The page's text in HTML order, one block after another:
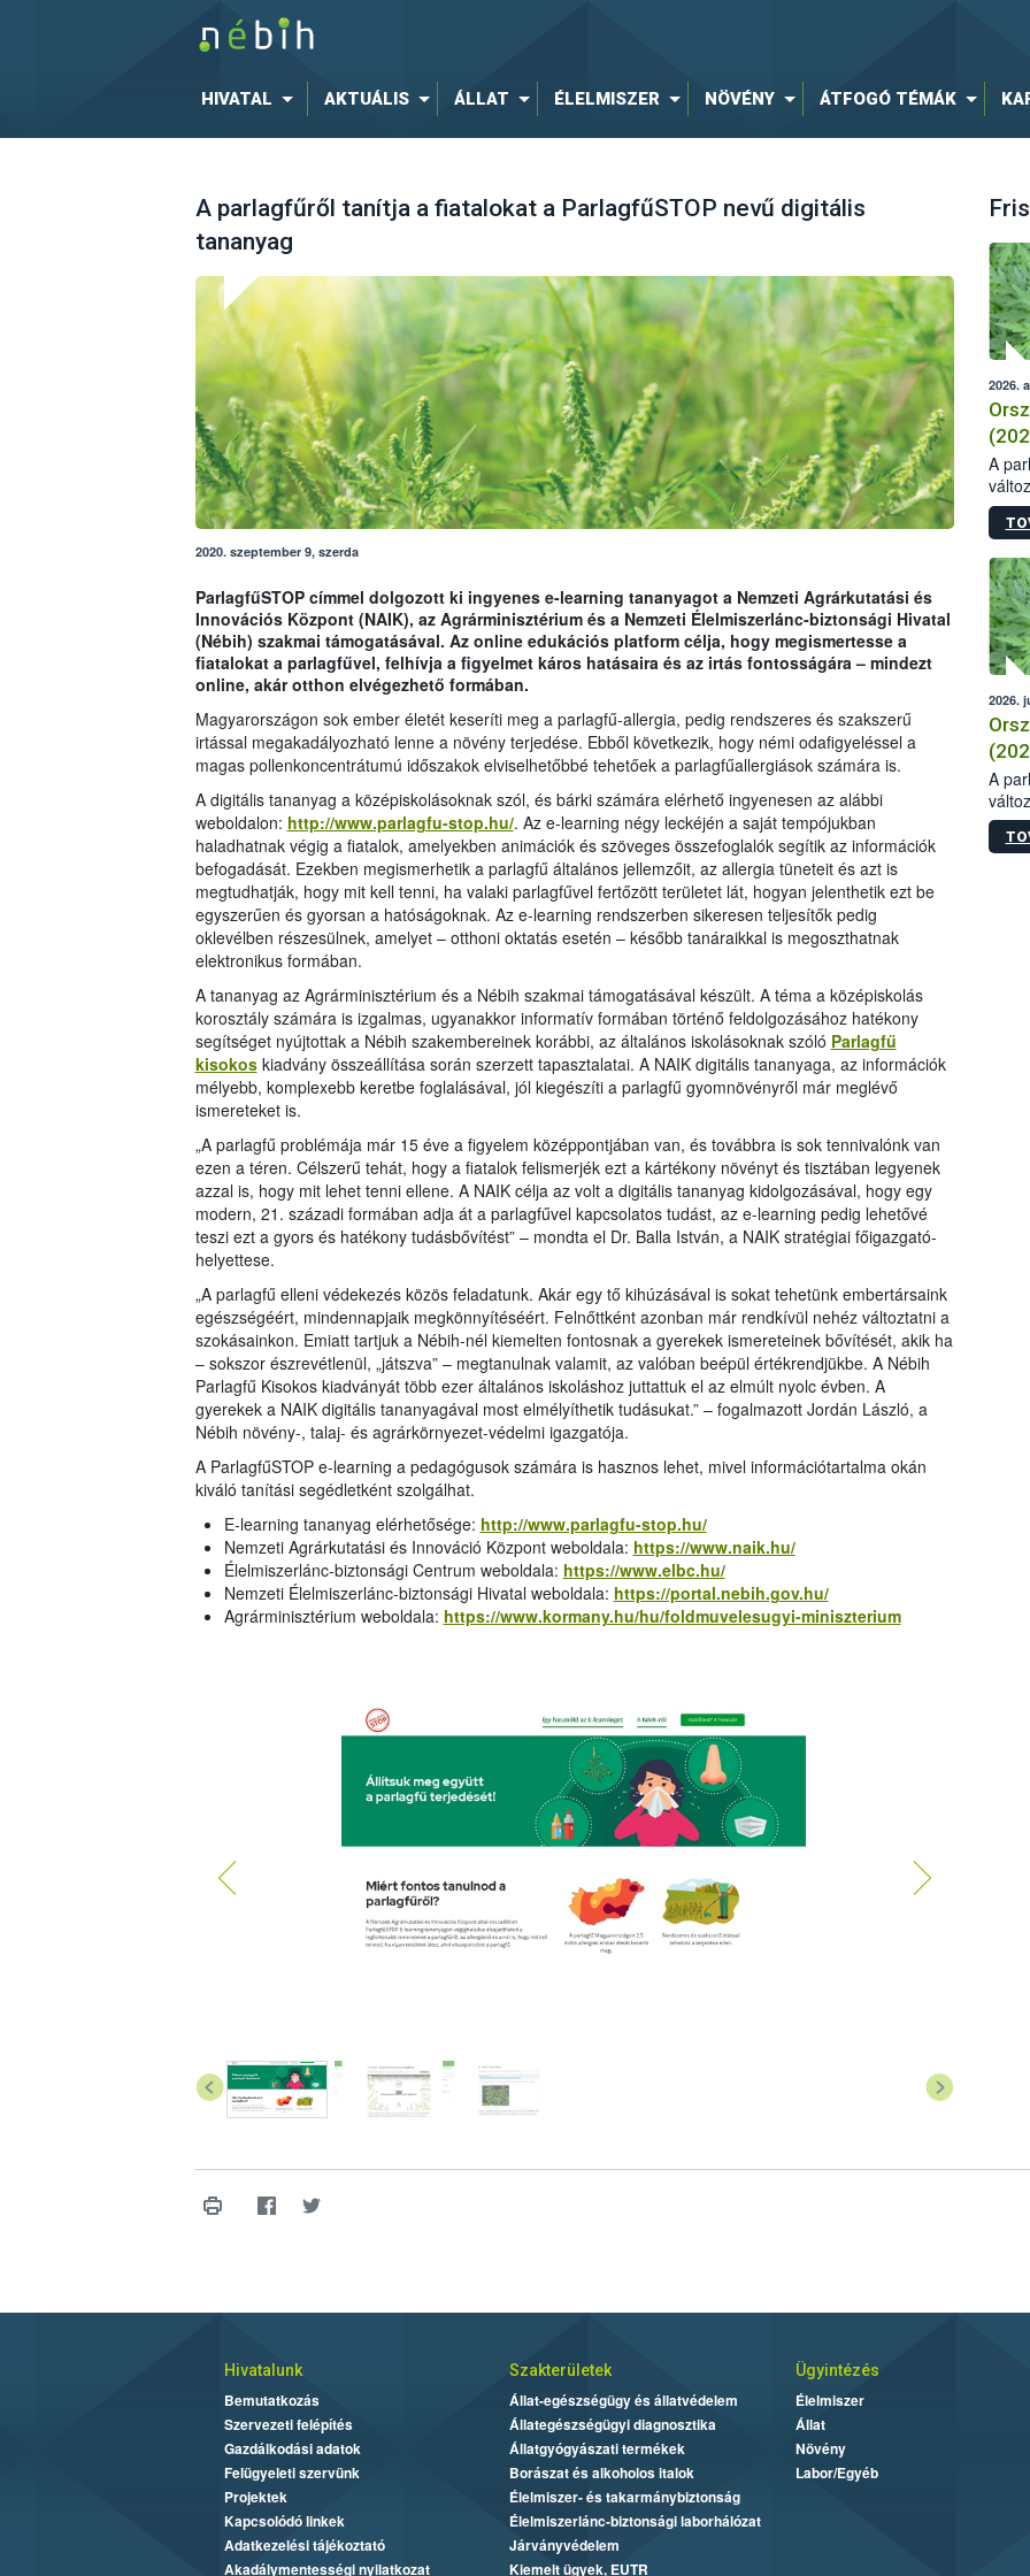
HIVATAL AKTUÁLIS ÁLLAT ÉLELMISZER NÖVÉNY ÁTFOGÓ TÉMÁK
A parlagfűről tanítja a fiatalokat a ParlagfűSTOP nevű digitális
tananyag
2020. szeptember 9, szerda
ParlagfűSTOP címmel dolgozott ki ingyenes e-learning tananyagot a Nemzeti Agrárkutatási és
Innovációs Központ (NAIK), az Agrárminisztérium és a Nemzeti Élelmiszerlánc-biztonsági Hivatal
(Nébih) szakmai támogatásával. Az online edukációs platform célja, hogy megismertesse a
fiatalokat a parlagfűvel, felhívja a figyelmet káros hatásaira és az irtás fontosságára – mindezt
online, akár otthon elvégezhető formában.
Magyarországon sok ember életét keseríti meg a parlagfű-allergia, pedig rendszeres és szakszerű
irtással megakadályozható lenne a növény terjedése. Ebből következik, hogy némi odafigyeléssel a
magas pollenkoncentrátumú időszakok elviselhetőbbé tehetőek a parlagfűallergiások számára is.
A digitális tananyag a középiskolásoknak szól, és bárki számára elérhető ingyenesen az alábbi
weboldalon: http://www.parlagfu-stop.hu/. Az e-learning négy leckéjén a saját tempójukban
haladhatnak végig a fiatalok, amelyekben animációk és szöveges összefoglalók segítik az információk
befogadását. Ezekben megismerhetik a parlagfű általános jellemzőit, az allergia tüneteit és azt is
megtudhatják, hogy mit kell tenni, ha valaki parlagfűvel fertőzött területet lát, hogyan jelenthetik ezt be
egyszerűen és gyorsan a hatóságoknak. Az e-learning rendszerben sikeresen teljesítők pedig
oklevélben részesülnek, amelyet – otthoni oktatás esetén – később tanáraikkal is megoszthatnak
elektronikus formában.
A tananyag az Agrárminisztérium és a Nébih szakmai támogatásával készült. A téma a középiskolás
korosztály számára is izgalmas, ugyanakkor informatív formában történő feldolgozásához hatékony
segítséget nyújtottak a Nébih szakembereinek korábbi, az általános iskolásoknak szóló Parlagfű
kisokoskiadvány összeállítása során szerzett tapasztalatai. A NAIK digitális tananyaga, az információk
mélyebb, komplexebb keretbe foglalásával, jól kiegészíti a parlagfű gyomnövényről már meglévő
ismereteket is.
„A parlagfű problémája már 15 éve a figyelem középpontjában van, és továbbra is sok tennivalónk van
ezen a téren. Célszerű tehát, hogy a fiatalok felismerjék ezt a kártékony növényt és tisztában legyenek
azzal is, hogy mit lehet tenni ellene. A NAIK célja az volt a digitális tananyag kidolgozásával, hogy egy
modern, 21. századi formában adja át a parlagfűvel kapcsolatos tudást, az e-learning pedig lehetővé
teszi ezt a gyors és hatékony tudásbővítést” – mondta el Dr. Balla István, a NAIK stratégiai főigazgató-
helyettese.
„A parlagfű elleni védekezés közös feladatunk. Akár egy tő kihúzásával is sokat tehetünk embertársaink
egészségéért, mindennapjaik megkönnyítéséért. Felnőttként azonban már rendkívül nehéz változtatni a
szokásainkon. Emiatt tartjuk a Nébih-nél kiemelten fontosnak a gyerekek ismereteinek bővítését, akik ha
– sokszor észrevétlenül, „játszva” – megtanulnak valamit, az valóban beépül értékrendjükbe. A Nébih
Parlagfű Kisokos kiadványát több ezer általános iskoláshoz juttattuk el az elmúlt nyolc évben. A
gyerekek a NAIK digitális tananyagával most elmélyíthetik tudásukat.” – fogalmazott Jordán László, a
Nébih növény-, talaj- és agrárkörnyezet-védelmi igazgatója.
A ParlagfűSTOP e-learning a pedagógusok számára is hasznos lehet, mivel információtartalma okán
kiváló tanítási segédletként szolgálhat.
E-learning tananyag elérhetősége: http://www.parlagfu-stop.hu/
Nemzeti Agrárkutatási és Innováció Központ weboldala: https://www.naik.hu/
Élelmiszerlánc-biztonsági Centrum weboldala: https://www.elbc.hu/
Nemzeti Élelmiszerlánc-biztonsági Hivatal weboldala: https://portal.nebih.gov.hu/
Agrárminisztérium weboldala: https://www.kormany.hu/hu/foldmuvelesugyi-miniszterium
2026.
A
2026.
A
Hivatalunk
Bemutatkozás
Szervezeti felépítés
Gazdálkodási adatok
Felügyeleti szervünk
Projektek
Kapcsolódó linkek
Adatkezelési tájékoztató
Akadálymentességi nyilatkozat
Szakterületek
Állat-egészségügy és állatvédelem
Állategészségügyi diagnosztika
Állatgyógyászati termékek
Borászat és alkoholos italok
Élelmiszer- és takarmánybiztonság
Élelmiszerlánc-biztonsági laborhálózat
Járványvédelem
Kiemelt ügyek, EUTR
Ügyintézés
Élelmiszer
Állat
Növény
Labor/Egyéb